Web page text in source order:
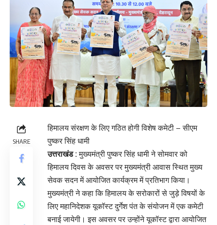
SHARE
हिमालय संरक्षण के लिए गठित होगी विशेष कमेटी – सीएम
पुष्कर सिंह धामी
उत्तराखंड :मुख्यमंत्री पुष्कर सिंह धामी ने सोमवार को
हिमालय दिवस के अवसर पर मुख्यमंत्री आवास स्थित मुख्य
सेवक सदन में आयोजित कार्यक्रम में प्रतिभाग किया।
मुख्यमंत्री ने कहा कि हिमालय के सरोकारों से जुड़े विषयों के
लिए महानिदेशक यूकॉस्ट दुर्गेश पंत के संयोजन में एक कमेटी
बनाई जायेगी। इस अवसर पर उन्होंने यूकॉस्ट द्वारा आयोजित